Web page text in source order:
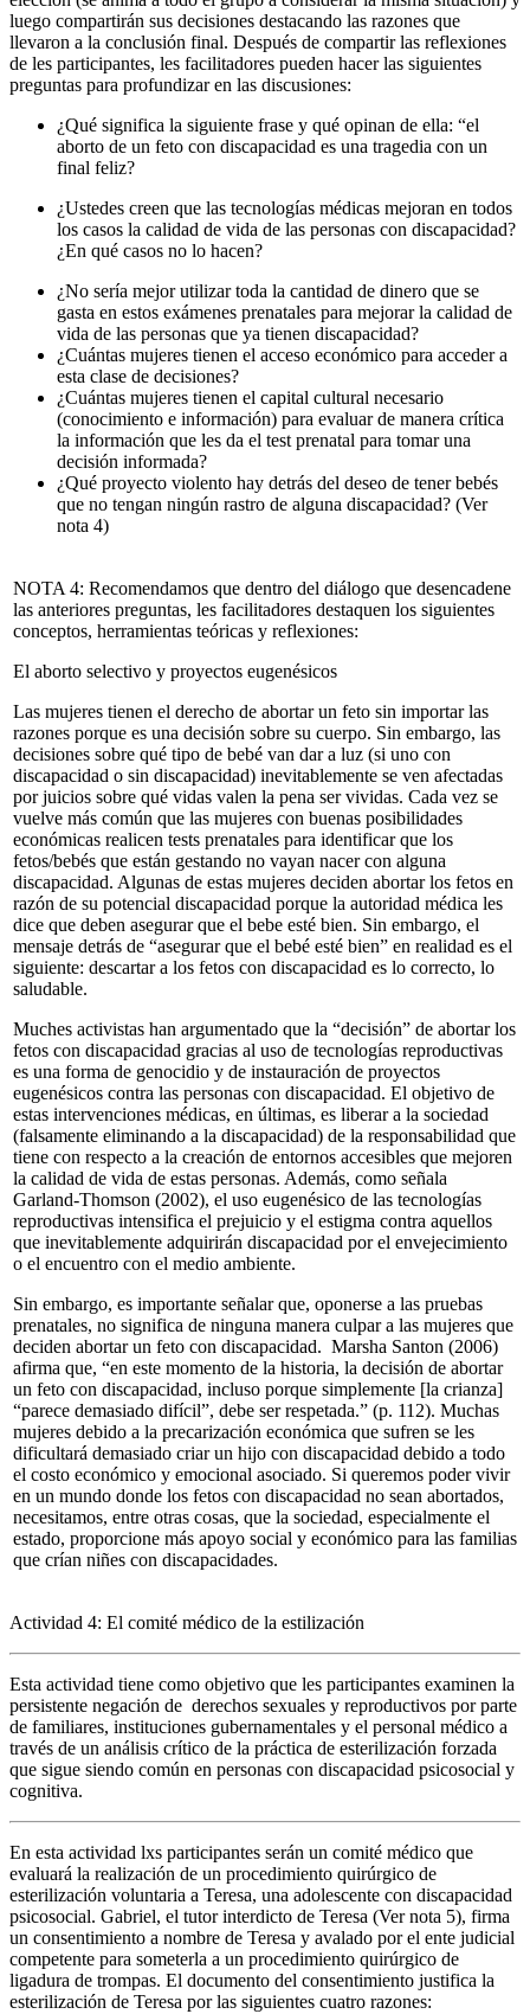
luego compartirán sus decisiones destacando las razones que
llevaron a la conclusión final. Después de compartir las reflexiones
de les participantes, les facilitadores pueden hacer las siguientes
preguntas para profundizar en las discusiones:
¿Qué significa la siguiente frase y qué opinan de ella: “el
aborto de un feto con discapacidad es una tragedia con un
final feliz?
¿Ustedes creen que las tecnologías médicas mejoran en todos
los casos la calidad de vida de las personas con discapacidad?
¿En qué casos no lo hacen?
¿No sería mejor utilizar toda la cantidad de dinero que se
gasta en estos exámenes prenatales para mejorar la calidad de
vida de las personas que ya tienen discapacidad?
¿Cuántas mujeres tienen el acceso económico para acceder a
esta clase de decisiones?
¿Cuántas mujeres tienen el capital cultural necesario
(conocimiento e información) para evaluar de manera crítica
la información que les da el test prenatal para tomar una
decisión informada?
¿Qué proyecto violento hay detrás del deseo de tener bebés
que no tengan ningún rastro de alguna discapacidad? (Ver
nota 4)
NOTA 4: Recomendamos que dentro del diálogo que desencadene
las anteriores preguntas, les facilitadores destaquen los siguientes
conceptos, herramientas teóricas y reflexiones:
El aborto selectivo y proyectos eugenésicos
Las mujeres tienen el derecho de abortar un feto sin importar las
razones porque es una decisión sobre su cuerpo. Sin embargo, las
decisiones sobre qué tipo de bebé van dar a luz (si uno con
discapacidad o sin discapacidad) inevitablemente se ven afectadas
por juicios sobre qué vidas valen la pena ser vividas. Cada vez se
vuelve más común que las mujeres con buenas posibilidades
económicas realicen tests prenatales para identificar que los
fetos/bebés que están gestando no vayan nacer con alguna
discapacidad. Algunas de estas mujeres deciden abortar los fetos en
razón de su potencial discapacidad porque la autoridad médica les
dice que deben asegurar que el bebe esté bien. Sin embargo, el
mensaje detrás de “asegurar que el bebé esté bien” en realidad es el
siguiente: descartar a los fetos con discapacidad es lo correcto, lo
saludable.
Muches activistas han argumentado que la “decisión” de abortar los
fetos con discapacidad gracias al uso de tecnologías reproductivas
es una forma de genocidio y de instauración de proyectos
eugenésicos contra las personas con discapacidad. El objetivo de
estas intervenciones médicas, en últimas, es liberar a la sociedad
(falsamente eliminando a la discapacidad) de la responsabilidad que
tiene con respecto a la creación de entornos accesibles que mejoren
la calidad de vida de estas personas. Además, como señala
Garland-Thomson (2002), el uso eugenésico de las tecnologías
reproductivas intensifica el prejuicio y el estigma contra aquellos
que inevitablemente adquirirán discapacidad por el envejecimiento
o el encuentro con el medio ambiente.
Sin embargo, es importante señalar que, oponerse a las pruebas
prenatales, no significa de ninguna manera culpar a las mujeres que
deciden abortar un feto con discapacidad. Marsha Santon (2006)
afirma que, “en este momento de la historia, la decisión de abortar
un feto con discapacidad, incluso porque simplemente [la crianza]
“parece demasiado difícil”, debe ser respetada.” (p. 112). Muchas
mujeres debido a la precarización económica que sufren se les
dificultará demasiado criar un hijo con discapacidad debido a todo
el costo económico y emocional asociado. Si queremos poder vivir
en un mundo donde los fetos con discapacidad no sean abortados,
necesitamos, entre otras cosas, que la sociedad, especialmente el
estado, proporcione más apoyo social y económico para las familias
que crían niñes con discapacidades.
Actividad 4: El comité médico de la estilización
Esta actividad tiene como objetivo que les participantes examinen la
persistente negación de derechos sexuales y reproductivos por parte
de familiares, instituciones gubernamentales y el personal médico a
través de un análisis crítico de la práctica de esterilización forzada
que sigue siendo común en personas con discapacidad psicosocial y
cognitiva.
En esta actividad lxs participantes serán un comité médico que
evaluará la realización de un procedimiento quirúrgico de
esterilización voluntaria a Teresa, una adolescente con discapacidad
psicosocial. Gabriel, el tutor interdicto de Teresa (Ver nota 5), firma
un consentimiento a nombre de Teresa y avalado por el ente judicial
competente para someterla a un procedimiento quirúrgico de
ligadura de trompas. El documento del consentimiento justifica la
esterilización de Teresa por las siguientes cuatro razones: